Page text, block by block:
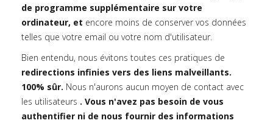
de programme supplémentaire sur votre
ordinateur, et encore moins de conserver vos données
telles que votre email ou votre nom d'utilisateur.
Bien entendu, nous évitons toutes ces pratiques de
redirections infinies vers des liens malveillants.
100% sûr. Nous n'aurons aucun moyen de contact avec
les utilisateurs . Vous n'avez pas besoin de vous
authentifier ni de nous fournir des informations